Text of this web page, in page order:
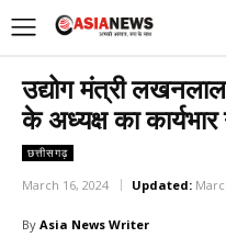
उद्योग मंत्री
के अध्यक्ष का
छत्तीसगढ़
March 16, 2024 Updated:
By Asia News Writer